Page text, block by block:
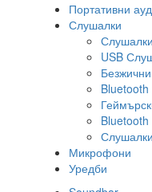
Портативни
Слушалки
USB
Микрофони
Уредби